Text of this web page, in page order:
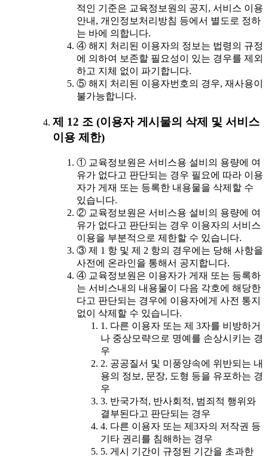
적인 기준은 교육정보원의 공지, 서비스 이용
안내, 개인정보처리방침 등에서 별도로 정하
는 바에 의합니다.
④ 해지 처리된 이용자의 정보는 법령의 규정
에 의하여 보존할 필요성이 있는 경우를 제외
하고 지체 없이 파기합니다.
⑤ 해지 처리된 이용자번호의 경우, 재사용이
불가능합니다.
제 12 조 (이용자 게시물의 삭제 및 서비스
이용 제한)
① 교육정보원은 서비스용 설비의 용량에 여
유가 없다고 판단되는 경우 필요에 따라 이용
자가 게재 또는 등록한 내용물을 삭제할 수
있습니다.
② 교육정보원은 서비스용 설비의 용량에 여
유가 없다고 판단되는 경우 이용자의 서비스
이용을 부분적으로 제한할 수 있습니다.
③ 제 1 항 및 제 2 항의 경우에는 당해 사항을
사전에 온라인을 통해서 공지합니다.
④ 교육정보원은 이용자가 게재 또는 등록하
는 서비스내의 내용물이 다음 각호에 해당한
다고 판단되는 경우에 이용자에게 사전 통지
없이 삭제할 수 있습니다.
1. 다른 이용자 또는 제 3자를 비방하거
나 중상모략으로 명예를 손상시키는 경
우
2. 공공질서 및 미풍양속에 위반되는 내
용의 정보, 문장, 도형 등을 유포하는 경
우
3. 반국가적, 반사회적, 범죄적 행위와
결부된다고 판단되는 경우
4. 다른 이용자 또는 제3자의 저작권 등
기타 권리를 침해하는 경우
5. 게시 기간이 규정된 기간을 초과한